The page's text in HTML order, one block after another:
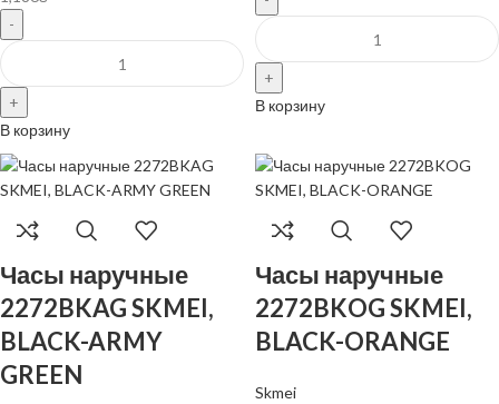
В корзину
В корзину
Часы наручные
2272BKAG SKMEI,
BLACK-ARMY
GREEN
Часы наручные
2272BKOG SKMEI,
BLACK-ORANGE
Skmei